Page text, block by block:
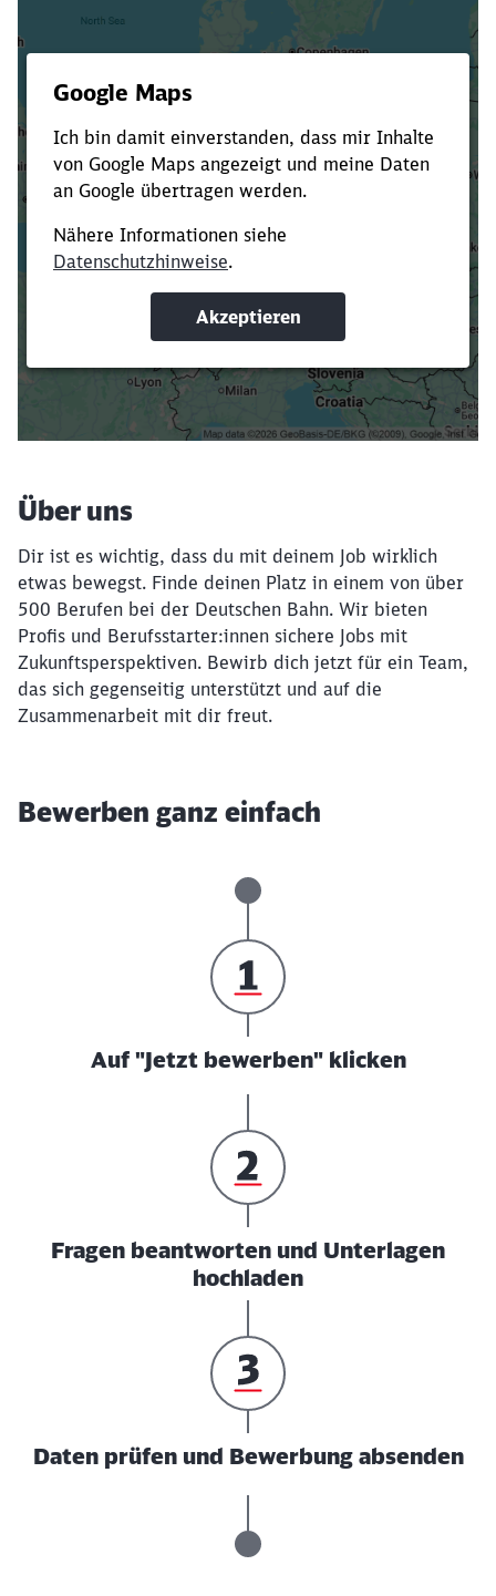
Verkürze die Ladezeit, indem du Suchbegriffe
oder Filter hinzufügst.
Suchbegriffe eingeben
Filter setzen
Über uns
Dir ist es wichtig, dass du mit deinem Job wirklich
etwas bewegst. Finde deinen Platz in einem von über
500 Berufen bei der Deutschen Bahn. Wir bieten
Profis und Berufsstarter:innen sichere Jobs mit
Zukunftsperspektiven. Bewirb dich jetzt für ein Team,
das sich gegenseitig unterstützt und auf die
Zusammenarbeit mit dir freut.
Bewerben ganz einfach
Auf "Jetzt bewerben" klicken
Fragen beantworten und Unterlagen
hochladen
Daten prüfen und Bewerbung absenden